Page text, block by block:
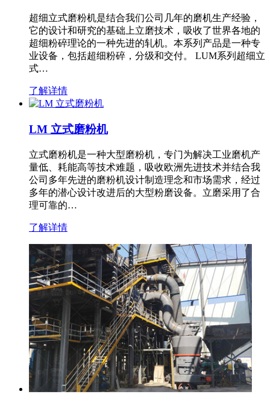
超细立式磨粉机是结合我们公司几年的磨机生产经验，
它的设计和研究的基础上立磨技术，吸收了世界各地的
超细粉碎理论的一种先进的轧机。本系列产品是一种专
业设备，包括超细粉碎，分级和交付。 LUM系列超细立
式…
了解详情
LM 立式磨粉机
立式磨粉机是一种大型磨粉机，专门为解决工业磨机产
量低、耗能高等技术难题，吸收欧洲先进技术并结合我
公司多年先进的磨粉机设计制造理念和市场需求，经过
多年的潜心设计改进后的大型粉磨设备。立磨采用了合
理可靠的…
了解详情